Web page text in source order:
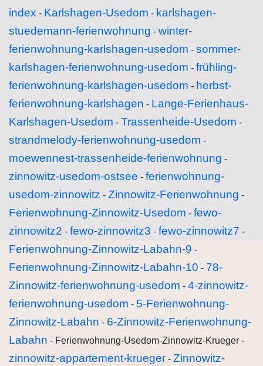
index - Karlshagen-Usedom - karlshagen-
stuedemann-ferienwohnung - winter-
ferienwohnung-karlshagen-usedom - sommer-
karlshagen-ferienwohnung-usedom - frühling-
ferienwohnung-karlshagen-usedom - herbst-
ferienwohnung-karlshagen - Lange-Ferienhaus-
Karlshagen-Usedom - Trassenheide-Usedom -
strandmelody-ferienwohnung-usedom -
moewennest-trassenheide-ferienwohnung -
zinnowitz-usedom-ostsee - ferienwohnung-
usedom-zinnowitz - Zinnowitz-Ferienwohnung -
Ferienwohnung-Zinnowitz-Usedom - fewo-
zinnowitz2 - fewo-zinnowitz3 - fewo-zinnowitz7 -
Ferienwohnung-Zinnowitz-Labahn-9 -
Ferienwohnung-Zinnowitz-Labahn-10 - 78-
Zinnowitz-ferienwohnung-usedom - 4-zinnowitz-
ferienwohnung-usedom - 5-Ferienwohnung-
Zinnowitz-Labahn - 6-Zinnowitz-Ferienwohnung-
Labahn - Ferienwohnung-Usedom-Zinnowitz-Krueger -
zinnowitz-appartement-krueger - Zinnowitz-